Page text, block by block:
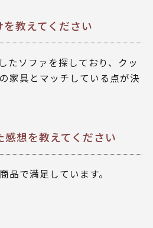
教えてください
たソファを探しており、クッ
家具とマッチしている点が決
想を教えてください
品で満足しています。